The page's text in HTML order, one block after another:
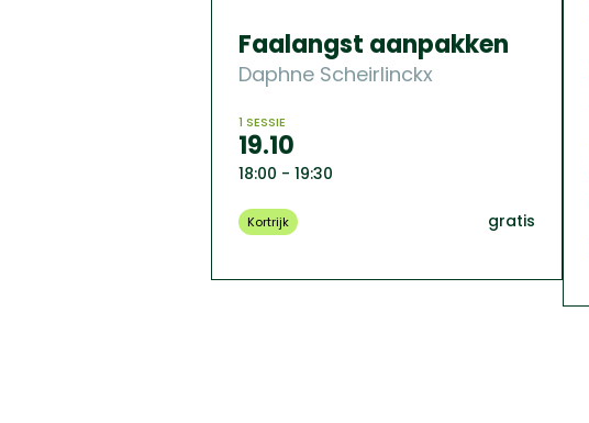
Faalangst aanpakken
Daphne Scheirlinckx
1 SESSIE
19.10
18:00 - 19:30
Kortrijk gratis